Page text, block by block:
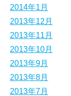
2014年1月
2013年12月
2013年11月
2013年10月
2013年9月
2013年8月
2013年7月